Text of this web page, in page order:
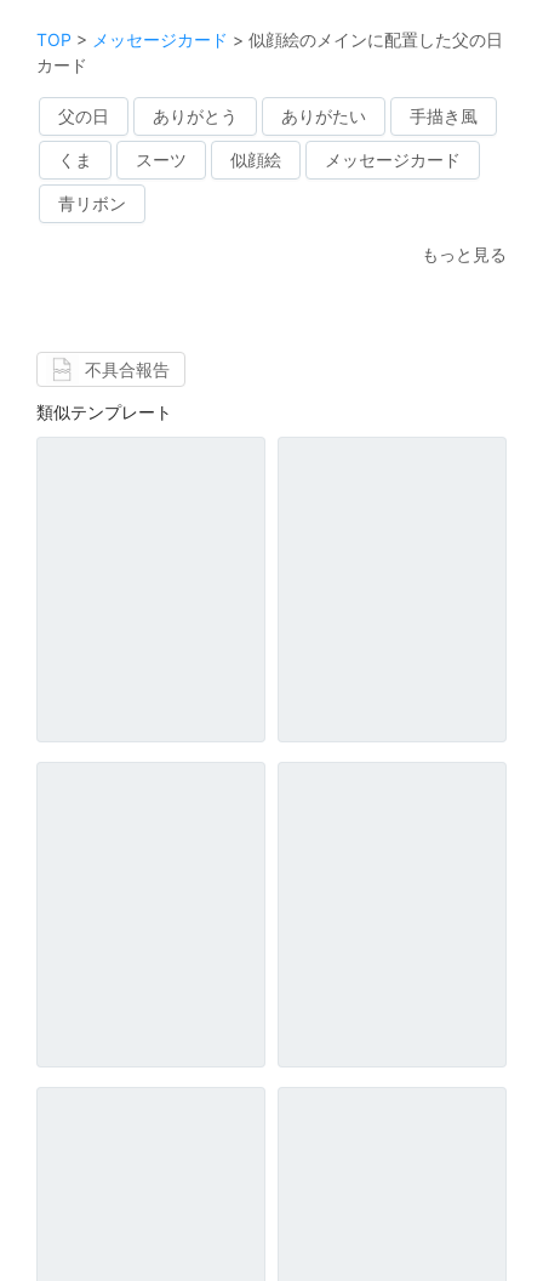
TOP > メッセージカード > 似顔絵のメインに配置した父の日
カード
父の日 ありがとう ありがたい 手描き風
くま スーツ 似顔絵 メッセージカード
青リボン
もっと見る
不具合報告
類似テンプレート